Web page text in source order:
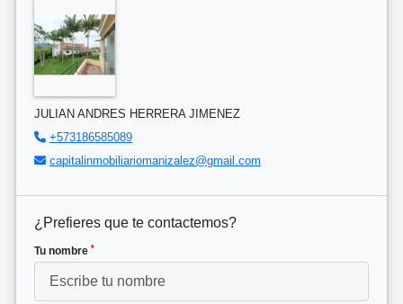
JULIAN ANDRES HERRERA JIMENEZ
+573186585089
capitalinmobiliariomanizalez@gmail.com
¿Prefieres que te contactemos?
Tu nombre *